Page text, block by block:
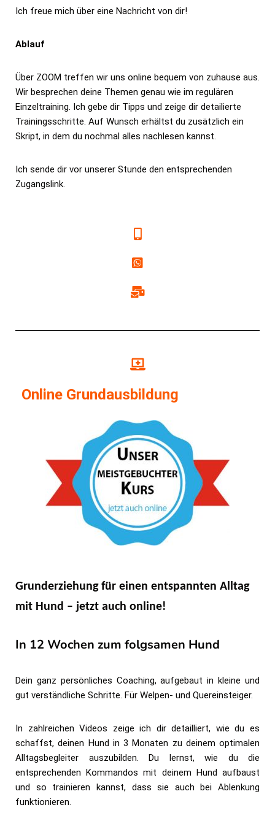
Ich freue mich über eine Nachricht von dir!
Ablauf
Über ZOOM treffen wir uns online bequem von zuhause aus.
Wir besprechen deine Themen genau wie im regulären
Einzeltraining. Ich gebe dir Tipps und zeige dir detailierte
Trainingsschritte. Auf Wunsch erhältst du zusätzlich ein
Skript, in dem du nochmal alles nachlesen kannst.
Ich sende dir vor unserer Stunde den entsprechenden
Zugangslink.
Online Grundausbildung
Grunderziehung für einen entspannten Alltag
mit Hund – jetzt auch online!
In 12 Wochen zum folgsamen Hund
Dein ganz persönliches Coaching, aufgebaut in kleine und
gut verständliche Schritte. Für Welpen- und Quereinsteiger.
In zahlreichen Videos zeige ich dir detailliert, wie du es
schaffst, deinen Hund in 3 Monaten zu deinem optimalen
Alltagsbegleiter auszubilden. Du lernst, wie du die
entsprechenden Kommandos mit deinem Hund aufbaust
und so trainieren kannst, dass sie auch bei Ablenkung
funktionieren.